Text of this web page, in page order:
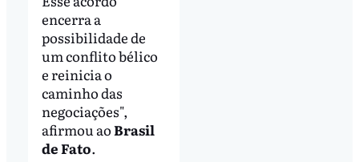
encerra a
possibilidade de
um conflito bélico
e reinicia o
caminho das
negociações",
afirmou aoBrasil
de Fato.